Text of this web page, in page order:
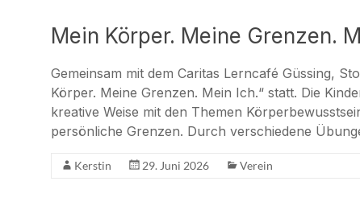
Mein Körper. Meine Grenzen.
Gemeinsam mit dem Caritas Lerncafé Güssing,
Körper. Meine Grenzen. Mein Ich.“ statt. Die
kreative Weise mit den Themen
persönliche Grenzen. Durch verschiedene
Kerstin 29. Juni 2026 Verein